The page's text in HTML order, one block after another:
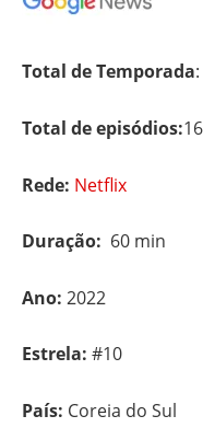
Total de Temporada:
Total de episódios:16
Rede: Netflix
Duração: 60 min
Ano: 2022
Estrela: #10
País: Coreia do Sul